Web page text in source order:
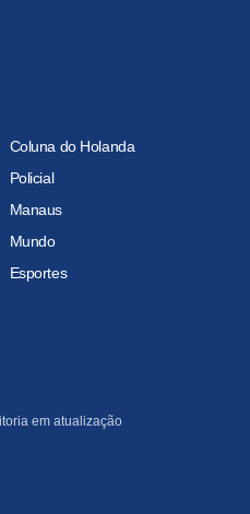
Coluna do Holanda
Policial
Manaus
Mundo
Esportes
em atualização